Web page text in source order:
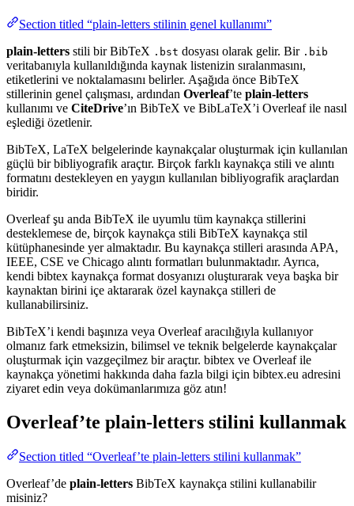
Section titled “plain-letters stilinin genel kullanımı”
plain-letters stili bir BibTeX .bst dosyası olarak gelir. Bir .bib
veritabanıyla kullanıldığında kaynak listenizin sıralanmasını,
etiketlerini ve noktalamasını belirler. Aşağıda önce BibTeX
stillerinin genel çalışması, ardından Overleaf’te plain-letters
kullanımı ve CiteDrive’ın BibTeX ve BibLaTeX’i Overleaf ile nasıl
eşlediği özetlenir.
BibTeX, LaTeX belgelerinde kaynakçalar oluşturmak için kullanılan
güçlü bir bibliyografik araçtır. Birçok farklı kaynakça stili ve alıntı
formatını destekleyen en yaygın kullanılan bibliyografik araçlardan
biridir.
Overleaf şu anda BibTeX ile uyumlu tüm kaynakça stillerini
desteklemese de, birçok kaynakça stili BibTeX kaynakça stil
kütüphanesinde yer almaktadır. Bu kaynakça stilleri arasında APA,
IEEE, CSE ve Chicago alıntı formatları bulunmaktadır. Ayrıca,
kendi bibtex kaynakça format dosyanızı oluşturarak veya başka bir
kaynaktan birini içe aktararak özel kaynakça stilleri de
kullanabilirsiniz.
BibTeX’i kendi başınıza veya Overleaf aracılığıyla kullanıyor
olmanız fark etmeksizin, bilimsel ve teknik belgelerde kaynakçalar
oluşturmak için vazgeçilmez bir araçtır. bibtex ve Overleaf ile
kaynakça yönetimi hakkında daha fazla bilgi için bibtex.eu adresini
ziyaret edin veya dokümanlarımıza göz atın!
Overleaf’te plain-letters stilini kullanmak
Section titled “Overleaf’te plain-letters stilini kullanmak”
Overleaf’de plain-letters BibTeX kaynakça stilini kullanabilir
misiniz?